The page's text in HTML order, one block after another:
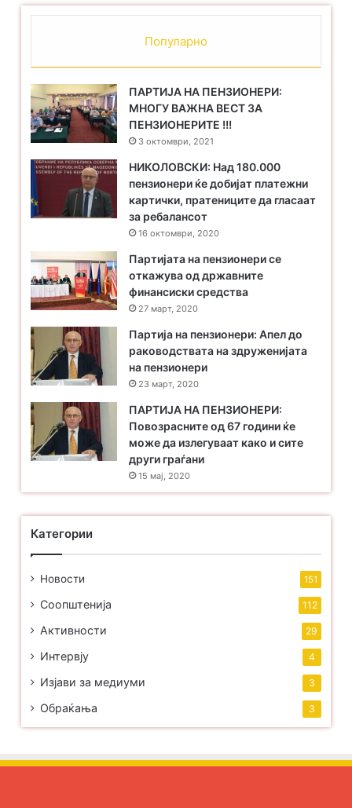
Популарно
ПАРТИЈА НА ПЕНЗИОНЕРИ:
МНОГУ ВАЖНА ВЕСТ ЗА
ПЕНЗИОНЕРИТЕ !!!
3 октомври, 2021
НИКОЛОВСКИ: Над 180.000
пензионери ќе добијат платежни
картички, пратениците да гласаат
за ребалансот
16 октомври, 2020
Партијата на пензионери се
откажува од државните
финансиски средства
27 март, 2020
Партија на пензионери: Апел до
раководствата на здруженијата
на пензионери
23 март, 2020
ПАРТИЈА НА ПЕНЗИОНЕРИ:
Повозрасните од 67 години ќе
може да излегуваат како и сите
други граѓани
15 мај, 2020
Категории
Новости 151
Соопштенија 112
Активности 29
Интервју 4
Изјави за медиуми 3
Обраќања 3